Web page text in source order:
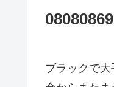
ブラックで